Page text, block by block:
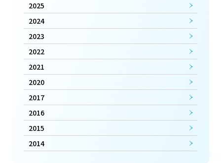
2025
2024
2023
2022
2021
2020
2017
2016
2015
2014